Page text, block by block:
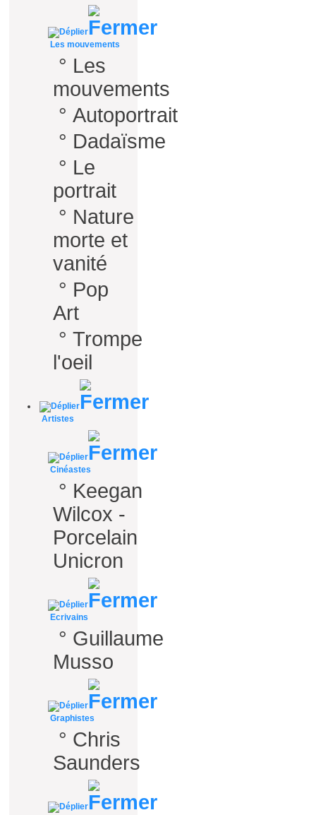
Les mouvements
° Les
mouvements
° Autoportrait
° Dadaïsme
° Le
portrait
° Nature
morte et
vanité
° Pop
Art
° Trompe
l'oeil
Artistes
Cinéastes
° Keegan
Wilcox -
Porcelain
Unicron
Ecrivains
° Guillaume
Musso
Graphistes
° Chris
Saunders